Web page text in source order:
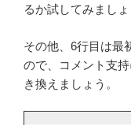
るか試してみましょ
その他、6行目は最
ので、コメント支
き換えましょう。